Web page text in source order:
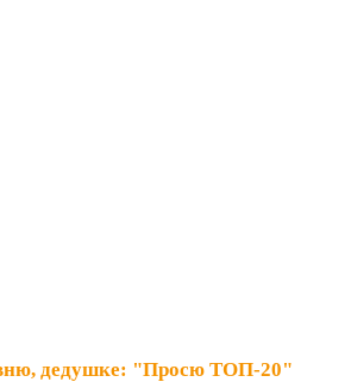
дедушке: "Просю ТОП-20"